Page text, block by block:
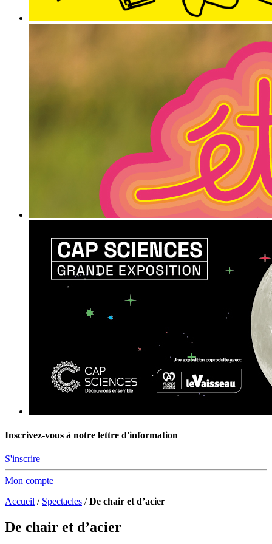
Inscrivez-vous à notre lettre d'information
S'inscrire
Mon compte
Accueil / Spectacles /De chair et d’acier
De chair et d’acier